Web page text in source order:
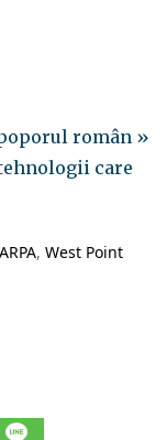
român »
care
West Point